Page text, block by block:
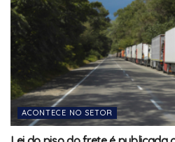
ACONTECE NO SETOR